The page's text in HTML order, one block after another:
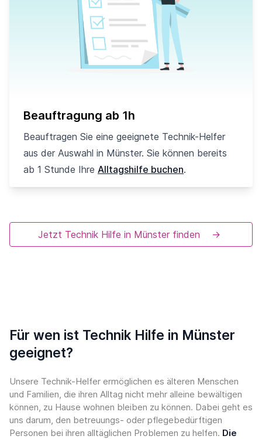
Beauftragung ab 1h
Beauftragen Sie eine geeignete Technik-Helfer
aus der Auswahl in Münster. Sie können bereits
ab 1 Stunde Ihre Alltagshilfe buchen.
Jetzt Technik Hilfe in Münster finden →
Für wen ist Technik Hilfe in Münster
geeignet?
Unsere Technik-Helfer ermöglichen es älteren Menschen
und Familien, die ihren Alltag nicht mehr alleine bewältigen
können, zu Hause wohnen bleiben zu können. Dabei geht es
uns darum, den betreuungs- oder pflegebedürftigen
Personen bei ihren alltäglichen Problemen zu helfen. Die